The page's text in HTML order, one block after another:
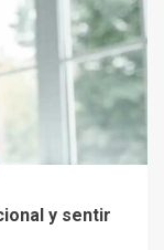
y sentir